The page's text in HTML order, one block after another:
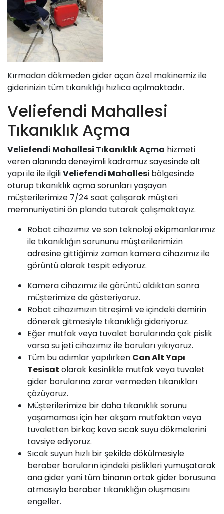
Kırmadan dökmeden gider açan özel makinemiz ile
giderinizin tüm tıkanıklığı hızlıca açılmaktadır.
Veliefendi Mahallesi
Tıkanıklık Açma
Veliefendi Mahallesi Tıkanıklık Açma hizmeti
veren alanında deneyimli kadromuz sayesinde alt
yapı ile ile ilgiliVeliefendi Mahallesi bölgesinde
oturup tıkanıklık açma sorunları yaşayan
müşterilerimize 7/24 saat çalışarak müşteri
memnuniyetini ön planda tutarak çalışmaktayız.
Robot cihazımız ve son teknoloji ekipmanlarımız
ile tıkanıklığın sorununu müşterilerimizin
adresine gittiğimiz zaman kamera cihazımız ile
görüntü alarak tespit ediyoruz.
Kamera cihazımız ile görüntü aldıktan sonra
müşterimize de gösteriyoruz.
Robot cihazımızın titreşimli ve içindeki demirin
dönerek gitmesiyle tıkanıklığı gideriyoruz.
Eğer mutfak veya tuvalet borularında çok pislik
varsa su jeti cihazımız ile boruları yıkıyoruz.
Tüm bu adımlar yapılırken Can Alt Yapı
Tesisat olarak kesinlikle mutfak veya tuvalet
gider borularına zarar vermeden tıkanıkları
çözüyoruz.
Müşterilerimize bir daha tıkanıklık sorunu
yaşamaması için her akşam mutfaktan veya
tuvaletten birkaç kova sıcak suyu dökmelerini
tavsiye ediyoruz.
Sıcak suyun hızlı bir şekilde dökülmesiyle
beraber boruların içindeki pislikleri yumuşatarak
ana gider yani tüm binanın ortak gider borusuna
atmasıyla beraber tıkanıklığın oluşmasını
engeller.